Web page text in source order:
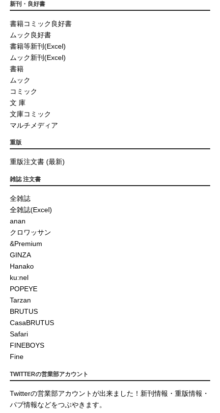
新刊・良好書
書籍コミック良好書
ムック良好書
書籍等新刊(Excel)
ムック新刊(Excel)
書籍
ムック
コミック
文 庫
文庫コミック
マルチメディア
重版
重版注文書 (最新)
雑誌 注文書
全雑誌
全雑誌(Excel)
anan
クロワッサン
&Premium
GINZA
Hanako
ku:nel
POPEYE
Tarzan
BRUTUS
CasaBRUTUS
Safari
FINEBOYS
Fine
TWITTERの営業部アカウント
Twitterの営業部アカウントが出来ました！新刊情報・重版情報・
パブ情報などをつぶやきます。